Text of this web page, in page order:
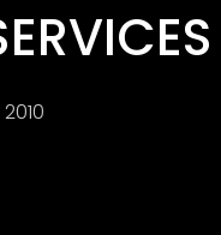
ODM
যন্ত্রাংশ কোং, লি. প্রতিষ্ঠিত
একটি পেশাদার প্রস্তুতকারক